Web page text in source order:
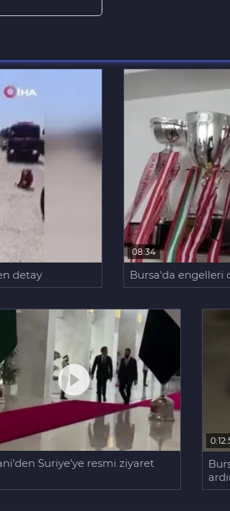
detay
08:34
Bursa'da engelleri
Suriye'ye resmi ziyaret